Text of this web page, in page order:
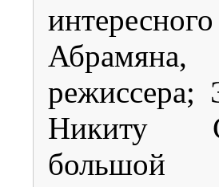
режиссера;
Никиту
большой